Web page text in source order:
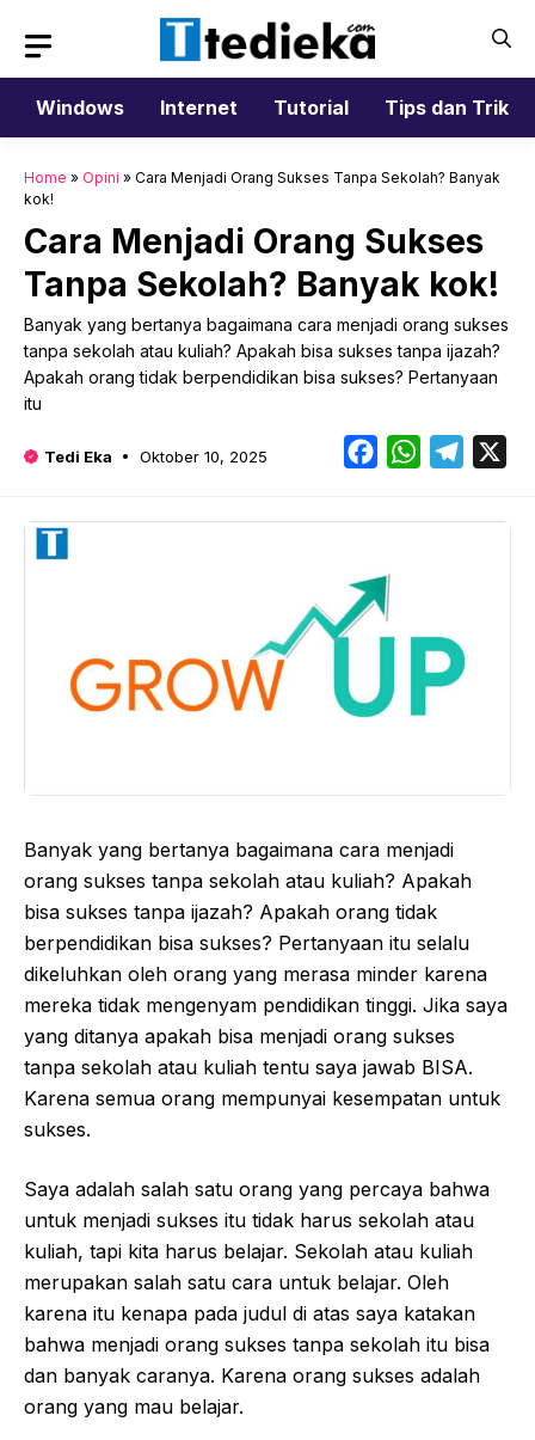
isi
Windows
Internet Tutorial Tips dan Trik
Home » Opini » Cara Menjadi Orang Sukses Tanpa Sekolah? Banyak
kok!
Cara Menjadi Orang Sukses
Tanpa Sekolah? Banyak kok!
Banyak yang bertanya bagaimana cara menjadi orang sukses
tanpa sekolah atau kuliah? Apakah bisa sukses tanpa ijazah?
Apakah orang tidak berpendidikan bisa sukses? Pertanyaan
itu
Tedi Eka Oktober 10, 2025 FacebookWhatsApp
Banyak yang bertanya bagaimana cara menjadi
orang sukses tanpa sekolah atau kuliah? Apakah
bisa sukses tanpa ijazah? Apakah orang tidak
berpendidikan bisa sukses? Pertanyaan itu selalu
dikeluhkan oleh orang yang merasa minder karena
mereka tidak mengenyam pendidikan tinggi. Jika saya
yang ditanya apakah bisa menjadi orang sukses
tanpa sekolah atau kuliah tentu saya jawab BISA.
Karena semua orang mempunyai kesempatan untuk
sukses.
Saya adalah salah satu orang yang percaya bahwa
untuk menjadi sukses itu tidak harus sekolah atau
kuliah, tapi kita harus belajar. Sekolah atau kuliah
merupakan salah satu cara untuk belajar. Oleh
karena itu kenapa pada judul di atas saya katakan
bahwa menjadi orang sukses tanpa sekolah itu bisa
dan banyak caranya. Karena orang sukses adalah
orang yang mau belajar.